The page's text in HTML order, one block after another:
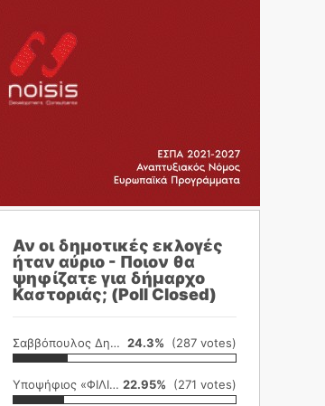
Αν οι δημοτικές εκλογές
ήταν αύριο - Ποιον θα
ψηφίζατε για δήμαρχο
Καστοριάς; (Poll Closed)
Σαββόπουλος Δημήτρης 24.3% (287 votes)
Υποψήφιος «ΦΙΛΙΚΗ ΕΤΑΙΡΕΙΑ» 22.95% (271 votes)